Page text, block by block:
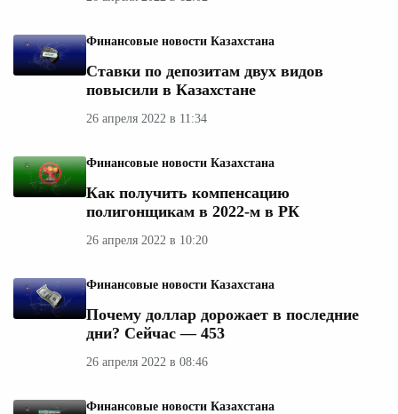
Финансовые новости Казахстана
Ставки по депозитам двух видов
повысили в Казахстане
26 апреля 2022 в 11:34
Финансовые новости Казахстана
Как получить компенсацию
полигонщикам в 2022-м в РК
26 апреля 2022 в 10:20
Финансовые новости Казахстана
Почему доллар дорожает в последние
дни? Сейчас — 453
26 апреля 2022 в 08:46
Финансовые новости Казахстана